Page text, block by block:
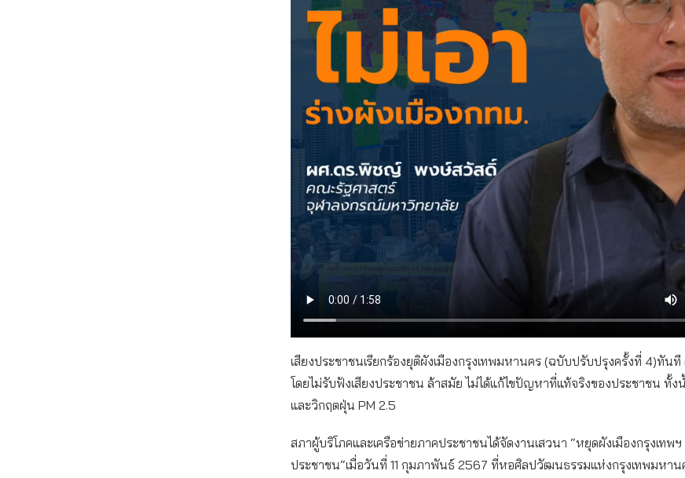
เสียงประชาชนเรียกร้องยุติผังเมืองกรุงเทพมหานคร (ฉบับปรับปรุงครั้งที่ 4)ทันที
โดยไม่รับฟังเสียงประชาชน ล้าสมัย ไม่ได้แก้ไขปัญหาที่แท้จริงของประชาชน ทั้ง
และวิกฤตฝุ่น PM 2.5
สภาผู้บริโภคและเครือข่ายภาคประชาชนได้จัดงานเสวนา “หยุดผังเมืองกรุงเทพ
ประชาชน“เมื่อวันที่ 11 กุมภาพันธ์ 2567 ที่หอศิลปวัฒนธรรมแห่งกรุงเทพมหาน